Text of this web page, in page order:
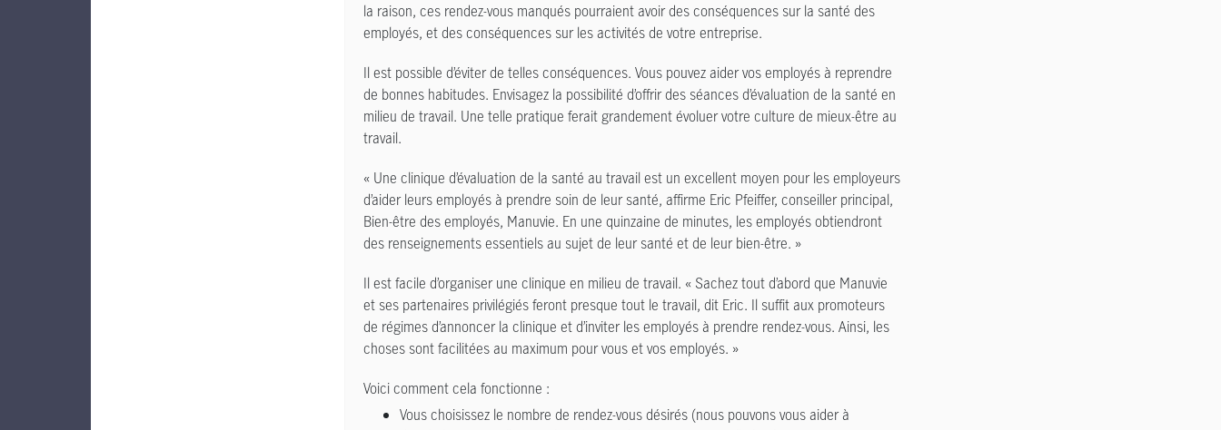
la raison, ces rendez-vous manqués pourraient avoir des conséquences sur la santé des
employés, et des conséquences sur les activités de votre entreprise.
Il est possible d’éviter de telles conséquences. Vous pouvez aider vos employés à reprendre
de bonnes habitudes. Envisagez la possibilité d’offrir des séances d’évaluation de la santé en
milieu de travail. Une telle pratique ferait grandement évoluer votre culture de mieux-être au
travail.
« Une clinique d’évaluation de la santé au travail est un excellent moyen pour les employeurs
d’aider leurs employés à prendre soin de leur santé, affirme Eric Pfeiffer, conseiller principal,
Bien-être des employés, Manuvie. En une quinzaine de minutes, les employés obtiendront
des renseignements essentiels au sujet de leur santé et de leur bien-être. »
Il est facile d’organiser une clinique en milieu de travail. « Sachez tout d’abord que Manuvie
et ses partenaires privilégiés feront presque tout le travail, dit Eric. Il suffit aux promoteurs
de régimes d’annoncer la clinique et d’inviter les employés à prendre rendez-vous. Ainsi, les
choses sont facilitées au maximum pour vous et vos employés. »
Voici comment cela fonctionne :
Vous choisissez le nombre de rendez-vous désirés (nous pouvons vous aider à